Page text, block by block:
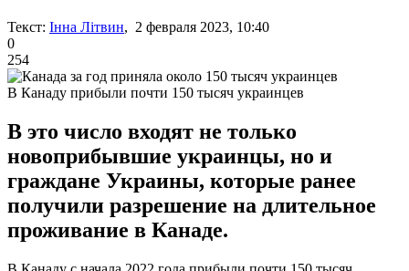
Текст: Інна Літвин, 2 февраля 2023, 10:40
0
254
В Канаду прибыли почти 150 тысяч украинцев
В это число входят не только
новоприбывшие украинцы, но и
граждане Украины, которые ранее
получили разрешение на длительное
проживание в Канаде.